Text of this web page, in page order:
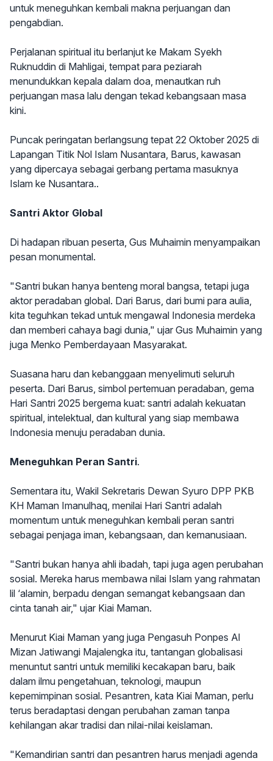
untuk meneguhkan kembali makna perjuangan dan
pengabdian.
Perjalanan spiritual itu berlanjut ke Makam Syekh
Ruknuddin di Mahligai, tempat para peziarah
menundukkan kepala dalam doa, menautkan ruh
perjuangan masa lalu dengan tekad kebangsaan masa
kini.
Puncak peringatan berlangsung tepat 22 Oktober 2025 di
Lapangan Titik Nol Islam Nusantara, Barus, kawasan
yang dipercaya sebagai gerbang pertama masuknya
Islam ke Nusantara..
Santri Aktor Global
Di hadapan ribuan peserta, Gus Muhaimin menyampaikan
pesan monumental.
"Santri bukan hanya benteng moral bangsa, tetapi juga
aktor peradaban global. Dari Barus, dari bumi para aulia,
kita teguhkan tekad untuk mengawal Indonesia merdeka
dan memberi cahaya bagi dunia," ujar Gus Muhaimin yang
juga Menko Pemberdayaan Masyarakat.
Suasana haru dan kebanggaan menyelimuti seluruh
peserta. Dari Barus, simbol pertemuan peradaban, gema
Hari Santri 2025 bergema kuat: santri adalah kekuatan
spiritual, intelektual, dan kultural yang siap membawa
Indonesia menuju peradaban dunia.
Meneguhkan Peran Santri.
Sementara itu, Wakil Sekretaris Dewan Syuro DPP PKB
KH Maman Imanulhaq, menilai Hari Santri adalah
momentum untuk meneguhkan kembali peran santri
sebagai penjaga iman, kebangsaan, dan kemanusiaan.
"Santri bukan hanya ahli ibadah, tapi juga agen perubahan
sosial. Mereka harus membawa nilai Islam yang rahmatan
lil ‘alamin, berpadu dengan semangat kebangsaan dan
cinta tanah air," ujar Kiai Maman.
Menurut Kiai Maman yang juga Pengasuh Ponpes Al
Mizan Jatiwangi Majalengka itu, tantangan globalisasi
menuntut santri untuk memiliki kecakapan baru, baik
dalam ilmu pengetahuan, teknologi, maupun
kepemimpinan sosial. Pesantren, kata Kiai Maman, perlu
terus beradaptasi dengan perubahan zaman tanpa
kehilangan akar tradisi dan nilai-nilai keislaman.
"Kemandirian santri dan pesantren harus menjadi agenda